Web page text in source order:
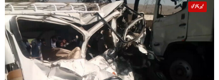
خیبر پختونخوا